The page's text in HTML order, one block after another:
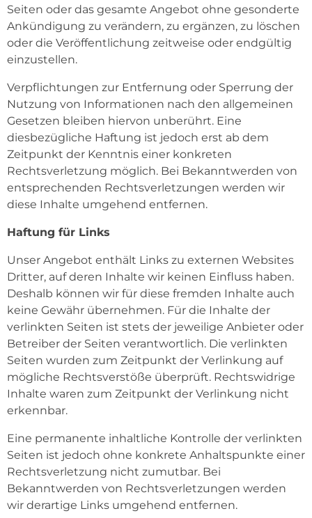
Seiten oder das gesamte Angebot ohne gesonderte
Ankündigung zu verändern, zu ergänzen, zu löschen
oder die Veröffentlichung zeitweise oder endgültig
einzustellen.
Verpflichtungen zur Entfernung oder Sperrung der
Nutzung von Informationen nach den allgemeinen
Gesetzen bleiben hiervon unberührt. Eine
diesbezügliche Haftung ist jedoch erst ab dem
Zeitpunkt der Kenntnis einer konkreten
Rechtsverletzung möglich. Bei Bekanntwerden von
entsprechenden Rechtsverletzungen werden wir
diese Inhalte umgehend entfernen.
Haftung für Links
Unser Angebot enthält Links zu externen Websites
Dritter, auf deren Inhalte wir keinen Einfluss haben.
Deshalb können wir für diese fremden Inhalte auch
keine Gewähr übernehmen. Für die Inhalte der
verlinkten Seiten ist stets der jeweilige Anbieter oder
Betreiber der Seiten verantwortlich. Die verlinkten
Seiten wurden zum Zeitpunkt der Verlinkung auf
mögliche Rechtsverstöße überprüft. Rechtswidrige
Inhalte waren zum Zeitpunkt der Verlinkung nicht
erkennbar.
Eine permanente inhaltliche Kontrolle der verlinkten
Seiten ist jedoch ohne konkrete Anhaltspunkte einer
Rechtsverletzung nicht zumutbar. Bei
Bekanntwerden von Rechtsverletzungen werden
wir derartige Links umgehend entfernen.